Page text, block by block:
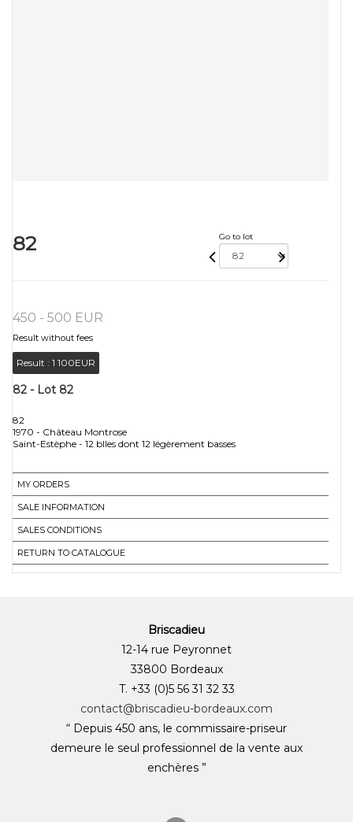
82 Go to lot
450 - 500 EUR
Result without fees
Result : 1 100EUR
82 - Lot 82
82
1970 - Château Montrose
Saint-Estèphe - 12 blles dont 12 légèrement basses
MY ORDERS
SALE INFORMATION
SALES CONDITIONS
RETURN TO CATALOGUE
Briscadieu
12-14 rue Peyronnet
33800 Bordeaux
T. +33 (0)5 56 31 32 33
contact@briscadieu-bordeaux.com
“ Depuis 450 ans, le commissaire-priseur
demeure le seul professionnel de la vente aux
enchères ”